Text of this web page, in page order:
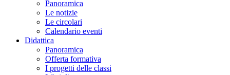
Panoramica
Le notizie
Le circolari
Calendario eventi
Didattica
Panoramica
Offerta formativa
I progetti delle classi